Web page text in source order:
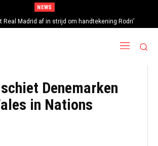
NEWS
Real Madrid af in strijd om handtekening Rodri’
Denemarken
in Nations